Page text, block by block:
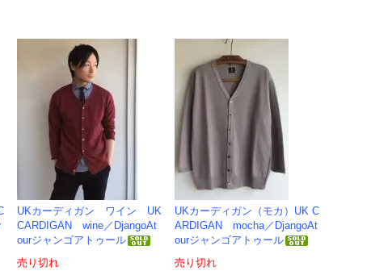
UKカーディガン ワイン UK
CARDIGAN wine／DjangoAt
ourジャンゴアトゥール
売り切れ
UKカーディガン（モカ）UK C
ARDIGAN mocha／DjangoAt
ourジャンゴアトゥール
売り切れ